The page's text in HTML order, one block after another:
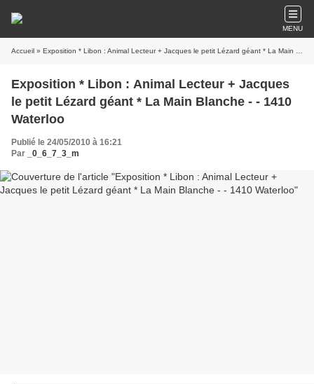
MENU
Accueil » Exposition * Libon : Animal Lecteur + Jacques le petit Lézard géant * La Main Blanche - - 1410 Waterloo
Exposition * Libon : Animal Lecteur + Jacques
le petit Lézard géant * La Main Blanche - - 1410
Waterloo
Publié le 24/05/2010 à 16:21
Par
_0_6_7_3_m